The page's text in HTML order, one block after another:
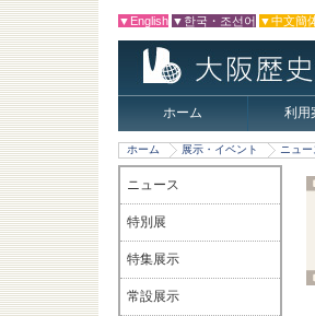
▼English ▼한국・조선어 ▼中文簡
ホーム 利用
ホーム 展示・イベント ニュー
ニュース
特別展
特集展示
常設展示